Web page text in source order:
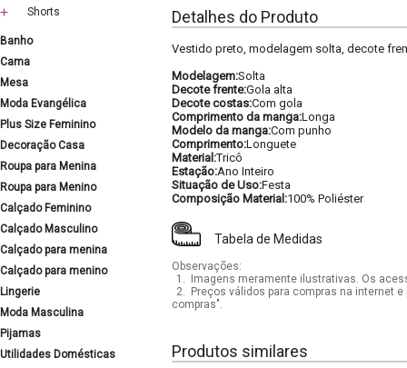
Shorts
Banho
Cama
Mesa
Moda Evangélica
Plus Size Feminino
Decoração Casa
Roupa para Menina
Roupa para Menino
Calçado Feminino
Calçado Masculino
Calçado para menina
Calçado para menino
Lingerie
Moda Masculina
Pijamas
Utilidades Domésticas
Detalhes do Produto
Vestido preto, modelagem solta, decote
Modelagem:Solta
Decote frente:Gola alta
Decote costas:Com gola
Comprimento da manga:Longa
Modelo da manga:Com punho
Comprimento:Longuete
Material:Tricô
Estação:Ano Inteiro
Situação de Uso:Festa
Composição Material:100% Poliéster
Tabela de Medidas
Observações:
1.
Imagens meramente ilustrativas. Os
2.
Preços válidos para compras na internet
compras".
Produtos similares